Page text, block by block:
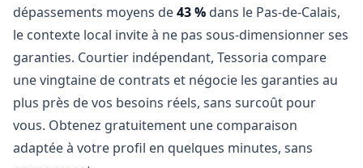
dépassements moyens de43 % dans le Pas-de-Calais,
le contexte local invite à ne pas sous-dimensionner ses
garanties. Courtier indépendant, Tessoria compare
une vingtaine de contrats et négocie les garanties au
plus près de vos besoins réels, sans surcoût pour
vous. Obtenez gratuitement une comparaison
adaptée à votre profil en quelques minutes, sans